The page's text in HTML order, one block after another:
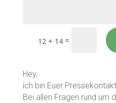
12 + 14 =
Hey,
ich bin Euer Pressekontakt.
Bei allen Fragen rund um